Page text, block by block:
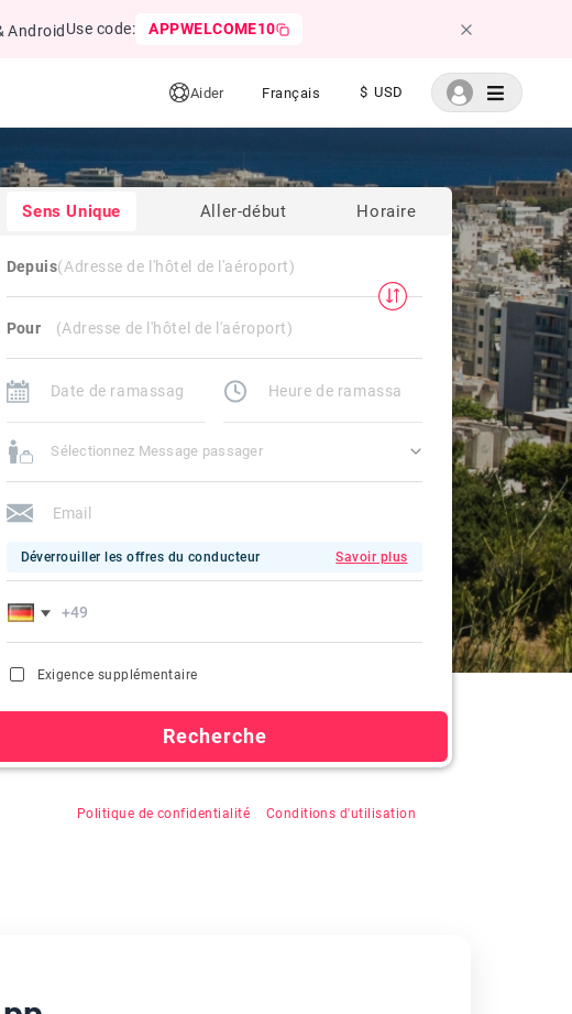
Android Use code: APPWELCOME10
Aider Français $ USD
Sens Unique Aller-début Horaire
Depuis
Pour
Sélectionnez Message passager
Déverrouiller les offres du conducteur Savoir plus
Exigence supplémentaire
Recherche
Politique de confidentialité Conditions d'utilisation